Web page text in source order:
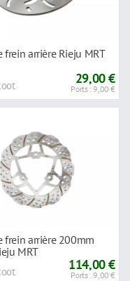
frein arrière Rieju MRT
29,00 €
Ports : 9,00 €
frein arrière 200mm
MRT
114,00 €
Ports : 9,00 €